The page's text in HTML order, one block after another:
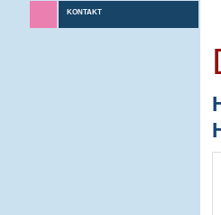
KONTAKT